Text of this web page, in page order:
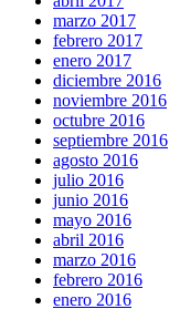
marzo 2017
febrero 2017
enero 2017
diciembre 2016
noviembre 2016
octubre 2016
septiembre 2016
agosto 2016
julio 2016
junio 2016
mayo 2016
abril 2016
marzo 2016
febrero 2016
enero 2016